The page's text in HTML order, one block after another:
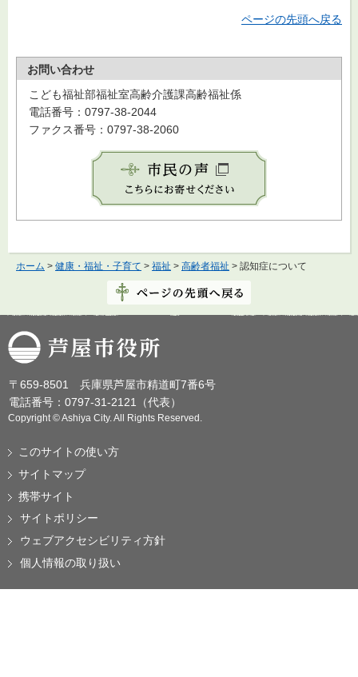
ページの先頭へ戻る
お問い合わせ
こども福祉部福祉室高齢介護課高齢福祉係
電話番号：0797-38-2044
ファクス番号：0797-38-2060
ホーム > 健康・福祉・子育て > 福祉 > 高齢者福祉 > 認知症について
芦屋市役所
〒659-8501 兵庫県芦屋市精道町7番6号
電話番号：0797-31-2121（代表）
Copyright © Ashiya City. All Rights Reserved.
このサイトの使い方
サイトマップ
携帯サイト
サイトポリシー
ウェブアクセシビリティ方針
個人情報の取り扱い